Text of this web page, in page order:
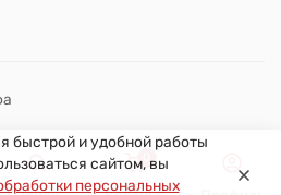
быстрой и удобной работы
сайтом, вы
персональных
0